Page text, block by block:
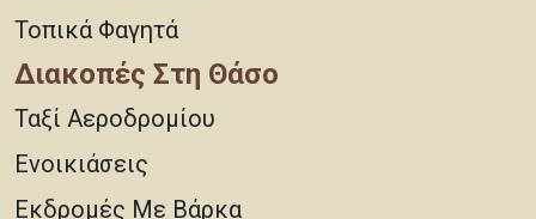
Τοπικά Φαγητά
Διακοπές Στη Θάσο
Ταξί Αεροδρομίου
Ενοικιάσεις
Εκδρομές Με Βάρκα